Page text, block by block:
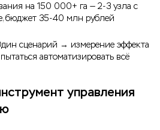
на 150 000+ га — 2-3 узла с
бюджет 35-40 млн рублей
сценарий → измерение эффекта
автоматизировать всё
управления